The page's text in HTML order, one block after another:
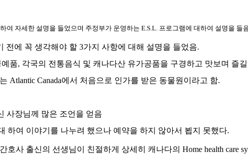
여 자세한 설명을 들었으며 주정부가 운영하는 E.S.L. 프로그램에 대하여 설명을 들
전에 꼭 생각해야 할 3가지 사항에 대해 설명을 들었음.
품, 각국의 전통음식 및 캐나다산 유가공품을 구경하고 맛보며 즐
Atlantic Canada에서 처음으로 인가를 받은 동물원이라고 함.
사장님께 많은 조언을 얻음
하여 이야기를 나누려 했으나 예약을 하지 않아서 뵙지 못했다.
호사 출신의 선생님이 친절하게 상세히 캐나다의 Home health care